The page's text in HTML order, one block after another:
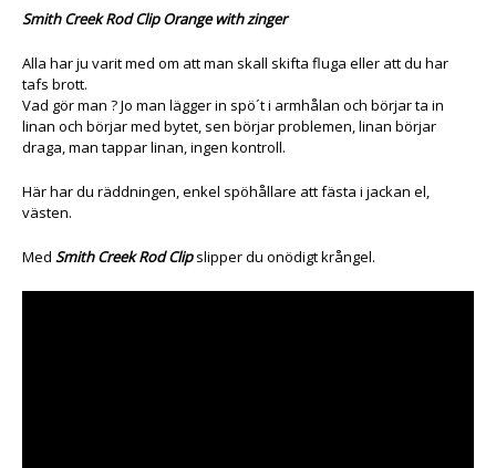
Smith Creek Rod Clip Orange with zinger
Alla har ju varit med om att man skall skifta fluga eller att du har
tafs brott.
Vad gör man ? Jo man lägger in spö´t i armhålan och börjar ta in
linan och börjar med bytet, sen börjar problemen, linan börjar
draga, man tappar linan, ingen kontroll.
Här har du räddningen, enkel spöhållare att fästa i jackan el,
västen.
Med Smith Creek Rod Clipslipper du onödigt krångel.